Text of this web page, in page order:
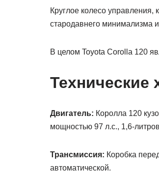
Круглое колесо управления,
стародавнего минимализма и
В целом Toyota Corolla 120
Технические
Двигатель: Королла 120
мощностью 97 л.с., 1,6-
Трансмиссия: Коробка
автоматической.